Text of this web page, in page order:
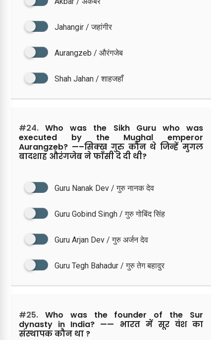
Jahangir / जहांगीर
Aurangzeb / औरंगजेब
Shah Jahan / शाहजहाँ
#24. Who was the Sikh Guru who was
executed by the Mughal emperor
Aurangzeb? —–सिक्ख गुरु कौन थे जिन्हें मुगल
बादशाह औरंगजेब ने फाँसी दे दी थी?
Guru Nanak Dev / गुरु नानक देव
Guru Gobind Singh / गुरु गोबिंद सिंह
Guru Arjan Dev / गुरु अर्जन देव
Guru Tegh Bahadur / गुरु तेग बहादुर
#25. Who was the founder of the Sur
dynasty in India? —— भारत में सूर वंश का
संस्थापक कौन था ?